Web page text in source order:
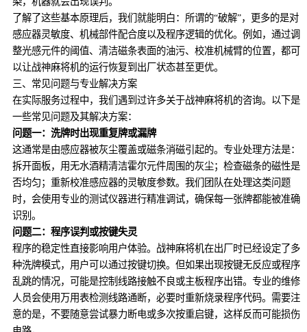
了解了这些基本原理后，我们就能明白：所谓的“破解”，更多的是对
感应器灵敏度、机械部件配合度以及程序逻辑的优化。例如，通过调
整光感元件的阈值、清洁磁条表面的油污、校准机械臂的位置，都可
以让战神麻将机的运行恢复到出厂状态甚至更优。
三、常见问题与专业解决方案
在实际服务过程中，我们遇到过许多关于战神麻将机的咨询。以下是
一些常见问题及其解决方案：
问题一：洗牌时出现重复牌或漏牌
这通常是由感应器被灰尘覆盖或磁条消磁引起的。专业处理方法是：
拆开面板，用无水酒精清洁霍尔元件周围的灰尘；检查磁条的磁性是
否均匀；重新校准感应器的灵敏度参数。我们团队在处理这类问题
时，会使用专业的测试仪器进行精准调试，确保每一张牌都能被准确
识别。
问题二：程序误判或按键失灵
程序的稳定性直接影响用户体验。战神麻将机在出厂时已经设定了多
种洗牌模式，用户可以通过按键切换。但如果出现按键无反应或程序
乱跳的情况，可能是控制线路接触不良或主板程序出错。专业的维修
人员会使用万用表检测线路通断，必要时重新烧录程序代码。需要注
意的是，不要随意尝试暴力断电或多次按重启键，这样反而可能损伤